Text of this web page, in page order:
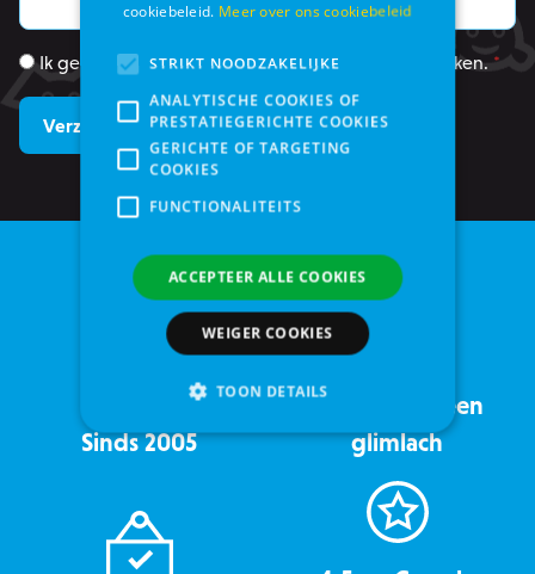
Ik geef toestemming om mijn gegevens te gebruiken.*
Sinds 2005
Service met een
glimlach
cookiebeleid. Meer over ons cookiebeleid
STRIKT NOODZAKELIJKE
ANALYTISCHE COOKIES OF
PRESTATIEGERICHTE COOKIES
GERICHTE OF TARGETING
COOKIES
FUNCTIONALITEITS
ACCEPTEER ALLE COOKIES
WEIGER COOKIES
TOON DETAILS
Analytische cookies of prestatiegerichte cookies